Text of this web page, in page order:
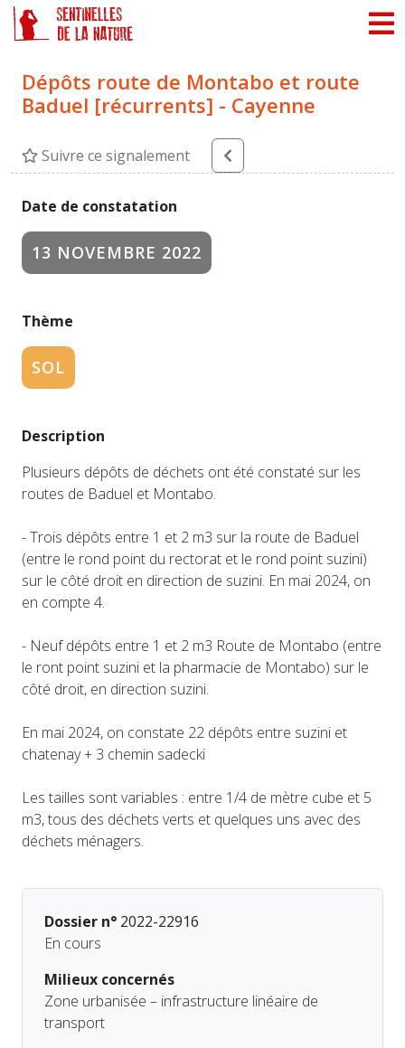
Dépôts route de Montabo et route
Baduel [récurrents] - Cayenne
Suivre ce signalement
Date de constatation
13 NOVEMBRE 2022
Thème
SOL
Description
Plusieurs dépôts de déchets ont été constaté sur les
routes de Baduel et Montabo.
- Trois dépôts entre 1 et 2 m3 sur la route de Baduel
(entre le rond point du rectorat et le rond point suzini)
sur le côté droit en direction de suzini. En mai 2024, on
en compte 4.
- Neuf dépôts entre 1 et 2 m3 Route de Montabo (entre
le ront point suzini et la pharmacie de Montabo) sur le
côté droit, en direction suzini.
En mai 2024, on constate 22 dépôts entre suzini et
chatenay + 3 chemin sadecki
Les tailles sont variables : entre 1/4 de mètre cube et 5
m3, tous des déchets verts et quelques uns avec des
déchets ménagers.
Dossier n° 2022-22916
En cours
Milieux concernés
Zone urbanisée – infrastructure linéaire de
transport
Panneau de gestion des cookies